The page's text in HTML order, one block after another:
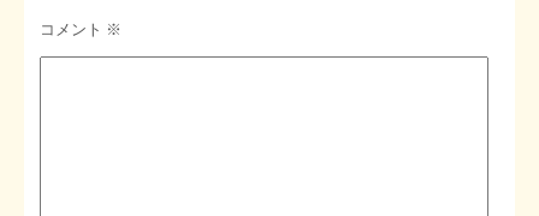
コメント ※